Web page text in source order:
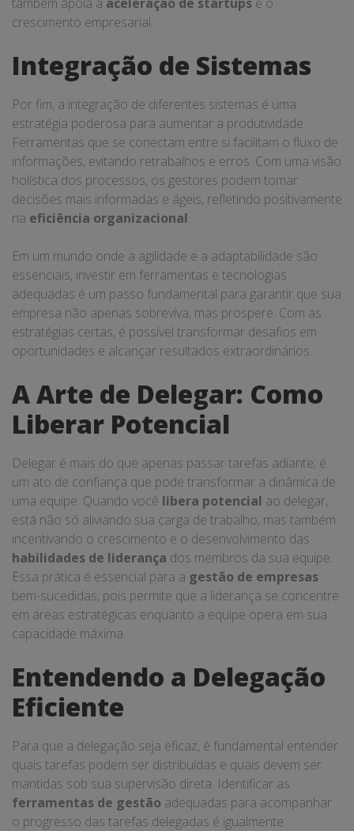
crescimento empresarial.
Integração de Sistemas
Por fim, a integração de diferentes sistemas é uma
estratégia poderosa para aumentar a produtividade.
Ferramentas que se conectam entre si facilitam o fluxo de
informações, evitando retrabalhos e erros. Com uma visão
holística dos processos, os gestores podem tomar
decisões mais informadas e ágeis, refletindo positivamente
na eficiência organizacional.
Em um mundo onde a agilidade e a adaptabilidade são
essenciais, investir em ferramentas e tecnologias
adequadas é um passo fundamental para garantir que sua
empresa não apenas sobreviva, mas prospere. Com as
estratégias certas, é possível transformar desafios em
oportunidades e alcançar resultados extraordinários.
A Arte de Delegar: Como
Liberar Potencial
Delegar é mais do que apenas passar tarefas adiante; é
um ato de confiança que pode transformar a dinâmica de
uma equipe. Quando você libera potencial ao delegar,
está não só aliviando sua carga de trabalho, mas também
incentivando o crescimento e o desenvolvimento das
habilidades de liderança dos membros da sua equipe.
Essa prática é essencial para a gestão de empresas
bem-sucedidas, pois permite que a liderança se concentre
em áreas estratégicas enquanto a equipe opera em sua
capacidade máxima.
Entendendo a Delegação
Eficiente
Para que a delegação seja eficaz, é fundamental entender
quais tarefas podem ser distribuídas e quais devem ser
mantidas sob sua supervisão direta. Identificar as
ferramentas de gestão adequadas para acompanhar
o progresso das tarefas delegadas é igualmente